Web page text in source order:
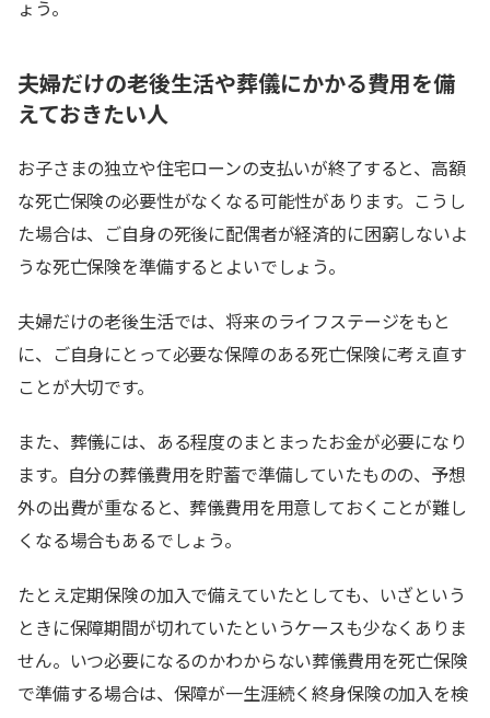
ょう。
夫婦だけの老後生活や葬儀にかかる費用を備
えておきたい人
お子さまの独立や住宅ローンの支払いが終了すると、高額
な死亡保険の必要性がなくなる可能性があります。こうし
た場合は、ご自身の死後に配偶者が経済的に困窮しないよ
うな死亡保険を準備するとよいでしょう。
夫婦だけの老後生活では、将来のライフステージをもと
に、ご自身にとって必要な保障のある死亡保険に考え直す
ことが大切です。
また、葬儀には、ある程度のまとまったお金が必要になり
ます。自分の葬儀費用を貯蓄で準備していたものの、予想
外の出費が重なると、葬儀費用を用意しておくことが難し
くなる場合もあるでしょう。
たとえ定期保険の加入で備えていたとしても、いざという
ときに保障期間が切れていたというケースも少なくありま
せん。いつ必要になるのかわからない葬儀費用を死亡保険
で準備する場合は、保障が一生涯続く終身保険の加入を検